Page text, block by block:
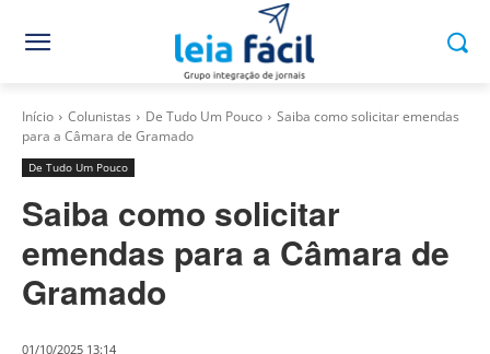
Início Colunistas De Tudo Um Pouco
Saiba como solicitar emendas
para a Câmara de Gramado
De Tudo Um Pouco
Saiba como solicitar
emendas para a Câmara de
Gramado
01/10/2025 13:14